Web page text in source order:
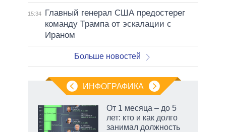
15:34
Главный генерал США предостерег
команду Трампа от эскалации с
Ираном
Больше новостей
ИНФОГРАФИКА
От 1 месяца – до 5
лет: кто и как долго
занимал должность